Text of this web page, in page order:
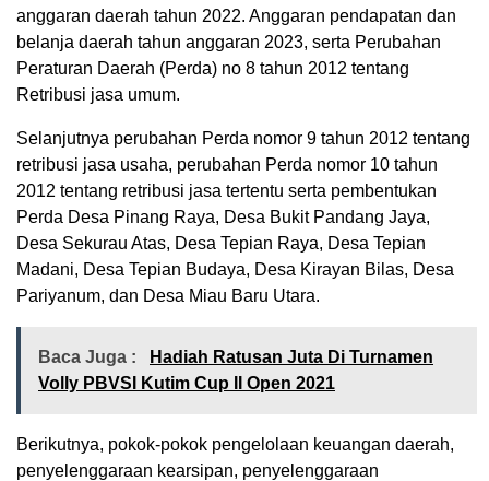
anggaran daerah tahun 2022. Anggaran pendapatan dan
belanja daerah tahun anggaran 2023, serta Perubahan
Peraturan Daerah (Perda) no 8 tahun 2012 tentang
Retribusi jasa umum.
Selanjutnya perubahan Perda nomor 9 tahun 2012 tentang
retribusi jasa usaha, perubahan Perda nomor 10 tahun
2012 tentang retribusi jasa tertentu serta pembentukan
Perda Desa Pinang Raya, Desa Bukit Pandang Jaya,
Desa Sekurau Atas, Desa Tepian Raya, Desa Tepian
Madani, Desa Tepian Budaya, Desa Kirayan Bilas, Desa
Pariyanum, dan Desa Miau Baru Utara.
Baca Juga :
Hadiah Ratusan Juta Di Turnamen
Volly PBVSI Kutim Cup II Open 2021
Berikutnya, pokok-pokok pengelolaan keuangan daerah,
penyelenggaraan kearsipan, penyelenggaraan